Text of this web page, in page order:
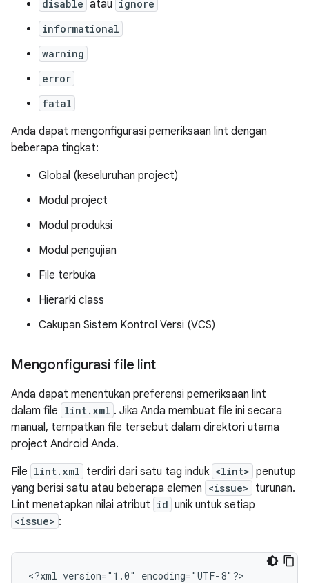
disable atau ignore
informational
warning
error
fatal
Anda dapat mengonfigurasi pemeriksaan lint dengan
beberapa tingkat:
Global (keseluruhan project)
Modul project
Modul produksi
Modul pengujian
File terbuka
Hierarki class
Cakupan Sistem Kontrol Versi (VCS)
Mengonfigurasi file lint
Anda dapat menentukan preferensi pemeriksaan lint
dalam file lint.xml . Jika Anda membuat file ini secara
manual, tempatkan file tersebut dalam direktori utama
project Android Anda.
File lint.xml terdiri dari satu tag induk <lint> penutup
yang berisi satu atau beberapa elemen <issue> turunan.
Lint menetapkan nilai atribut id unik untuk setiap
<issue> :
<?xml version="1.0"
encoding="UTF-8"?>